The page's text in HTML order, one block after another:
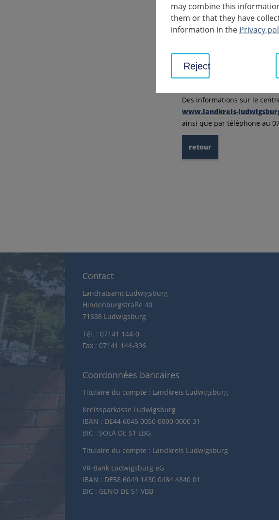
En outre, le
des conseils et un soutien
www.landkreis-
Des informations sur le
www.landkreis-
ainsi que par téléphone au
retour
Contact
Landratsamt Ludwigsburg
Hindenburgstraße 40
71638 Ludwigsburg
Tél. : 07141 144-0
Fax : 07141 144-396
Coordonnées bancaires
Titulaire du compte : Landkreis Ludwigsburg
Kreissparkasse Ludwigsburg
IBAN : DE44 6045 0050 0000 0000 31
BIC : SOLA DE S1 LBG
Titulaire du compte : Landkreis Ludwigsburg
VR-Bank Ludwigsburg eG
IBAN : DE58 6049 1430 0484 4840 01
BIC : GENO DE S1 VBB
may combine this
them or that they have
information in the Privacy
Reject